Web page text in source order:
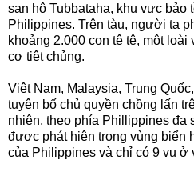
san hô Tubbataha, khu vực bảo
Philippines. Trên tàu, người ta
khoảng 2.000 con tê tê, một
cơ tiệt chủng.
Việt Nam, Malaysia, Trung Quốc
tuyên bố chủ quyền chồng lấn
nhiên, theo phía Phillippines đa
được phát hiện trong vùng biển
của Philippines và chỉ có 9 vụ ở